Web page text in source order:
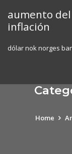
content
aumento
inflación
dólar nok norges
Home